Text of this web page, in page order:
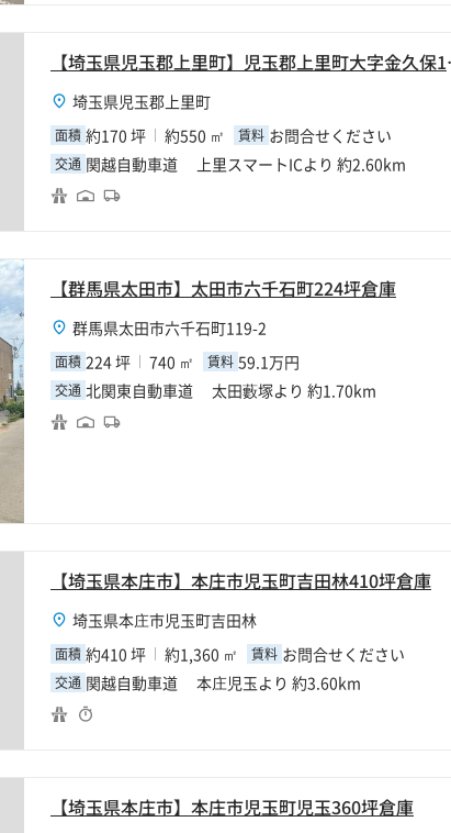
【埼玉
埼玉県児玉郡上里町
面積 約170 坪 約550 ㎡ 賃料 お問合せください
交通 関越自動車道 上里スマートICより 約2.60km
【群馬県太田市】太田市六千石町224坪倉庫
群馬県太田市六千石町119-2
面積 224 坪 740 ㎡ 賃料 59.1万円
交通 北関東自動車道 太田藪塚より 約1.70km
【埼玉県本庄市】本庄市児玉町吉田林410坪倉庫
埼玉県本庄市児玉町吉田林
面積 約410 坪 約1,360 ㎡ 賃料 お問合せください
交通 関越自動車道 本庄児玉より 約3.60km
【埼玉県本庄市】本庄市児玉町児玉360坪倉庫